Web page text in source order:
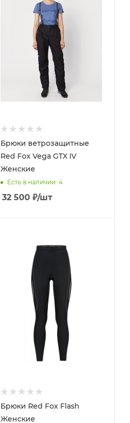
Брюки ветрозащитные
Red Fox Vega GTX IV
Женские
Есть в наличии: 4
32 500₽/шт
Брюки Red Fox Flash
Женские